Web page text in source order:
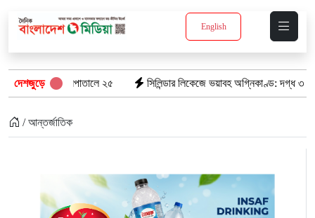
English
দেশজুড়ে২৫ সিলিন্ডার লিকেজে ভয়াবহ অগ্নিকাণ্ড: দগ্ধ ৩ জনের অবস্থা
/ আন্তর্জাতিক